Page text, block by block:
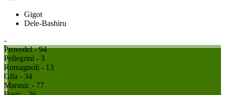
Gigot
Dele-Bashiru
-
Provedel - 94
Pellegrini - 3
Romagnoli - 13
Gila - 34
Marusic - 77